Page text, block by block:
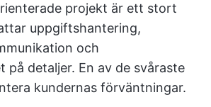
projekt är ett stort
uppgiftshantering,
och
på detaljer. En av de svåraste
kundernas förväntningar.